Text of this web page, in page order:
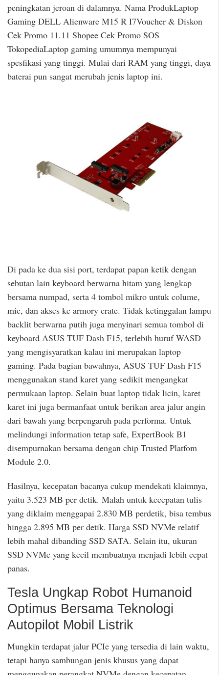
peningkatan jeroan di dalamnya. Nama ProdukLaptop
Gaming DELL Alienware M15 R I7Voucher & Diskon
Cek Promo 11.11 Shopee Cek Promo SOS
TokopediaLaptop gaming umumnya mempunyai
spesfikasi yang tinggi. Mulai dari RAM yang tinggi, daya
baterai pun sangat merubah jenis laptop ini.
Di pada ke dua sisi port, terdapat papan ketik dengan
sebutan lain keyboard berwarna hitam yang lengkap
bersama numpad, serta 4 tombol mikro untuk colume,
mic, dan akses ke armory crate. Tidak ketinggalan lampu
backlit berwarna putih juga menyinari semua tombol di
keyboard ASUS TUF Dash F15, terlebih huruf WASD
yang mengisyaratkan kalau ini merupakan laptop
gaming. Pada bagian bawahnya, ASUS TUF Dash F15
menggunakan stand karet yang sedikit mengangkat
permukaan laptop. Selain buat laptop tidak licin, karet
karet ini juga bermanfaat untuk berikan area jalur angin
dari bawah yang berpengaruh pada performa. Untuk
melindungi information tetap safe, ExpertBook B1
disempurnakan bersama dengan chip Trusted Platfom
Module 2.0.
Hasilnya, kecepatan bacanya cukup mendekati klaimnya,
yaitu 3.523 MB per detik. Malah untuk kecepatan tulis
yang diklaim menggapai 2.830 MB perdetik, bisa tembus
hingga 2.895 MB per detik. Harga SSD NVMe relatif
lebih mahal dibanding SSD SATA. Selain itu, ukuran
SSD NVMe yang kecil membuatnya menjadi lebih cepat
panas.
Tesla Ungkap Robot Humanoid
Optimus Bersama Teknologi
Autopilot Mobil Listrik
Mungkin terdapat jalur PCIe yang tersedia di lain waktu,
tetapi hanya sambungan jenis khusus yang dapat